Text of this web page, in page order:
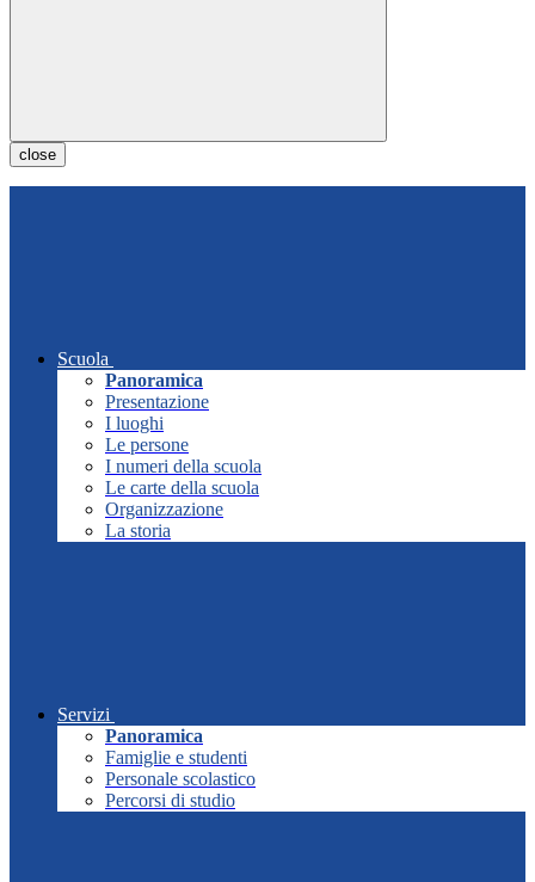
close
Scuola
Panoramica
Presentazione
I luoghi
Le persone
I numeri della scuola
Le carte della scuola
Organizzazione
La storia
Servizi
Panoramica
Famiglie e studenti
Personale scolastico
Percorsi di studio